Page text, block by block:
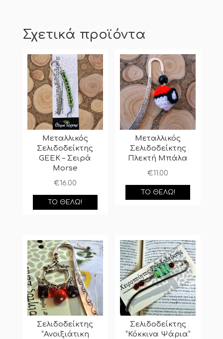
Σχετικά προϊόντα
Μεταλλικός
Σελιδοδείκτης
GEEK – Σειρά
Morse
€16.00
ΤΟ ΘΈΛΩ!
Μεταλλικός
Σελιδοδείκτης
Πλεκτή Μπάλα
€11.00
ΤΟ ΘΈΛΩ!
Σελιδοδείκτης
“Ανοιξιάτικη
Σελιδοδείκτης
“Κόκκινα Ψάρια”